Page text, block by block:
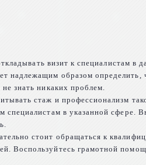
визит к специалистам
надлежащим образом
знать никаких проблем.
стаж и профессионализм
специалистам в указанной
стоит обращаться к
Воспользуйтесь грамотной